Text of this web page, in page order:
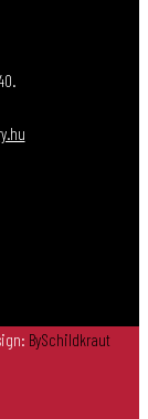
BySchildkraut